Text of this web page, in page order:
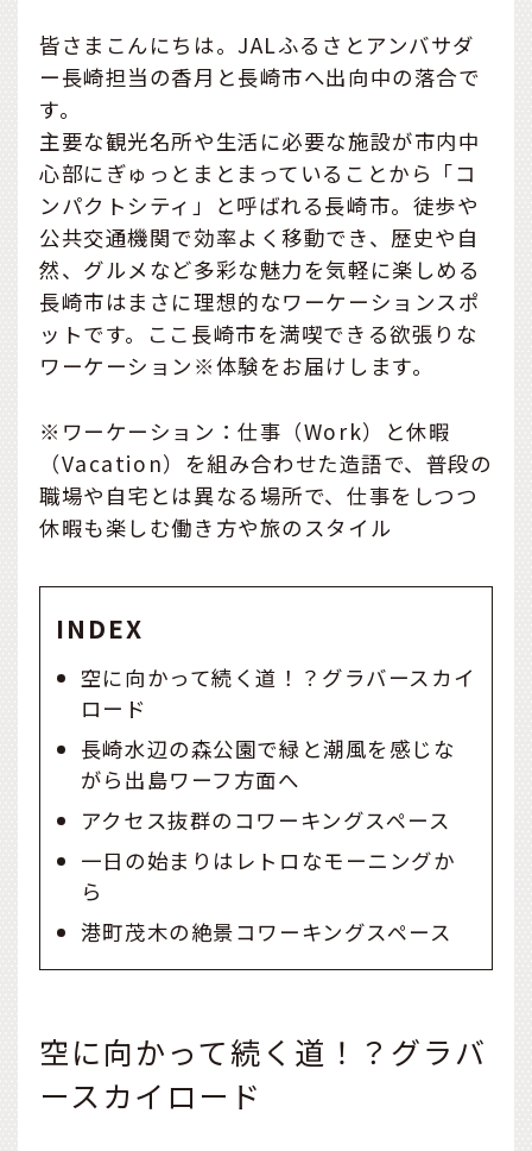
皆さまこんにちは。JALふるさとアンバサダ
ー長崎担当の香月と長崎市へ出向中の落合で
す。
主要な観光名所や生活に必要な施設が市内中
心部にぎゅっとまとまっていることから「コ
ンパクトシティ」と呼ばれる長崎市。徒歩や
公共交通機関で効率よく移動でき、歴史や自
然、グルメなど多彩な魅力を気軽に楽しめる
長崎市はまさに理想的なワーケーションスポ
ットです。ここ長崎市を満喫できる欲張りな
ワーケーション※体験をお届けします。
※ワーケーション：仕事（Work）と休暇
（Vacation）を組み合わせた造語で、普段の
職場や自宅とは異なる場所で、仕事をしつつ
休暇も楽しむ働き方や旅のスタイル
INDEX
空に向かって続く道！？グラバースカイ
ロード
長崎水辺の森公園で緑と潮風を感じな
がら出島ワーフ方面へ
アクセス抜群のコワーキングスペース
一日の始まりはレトロなモーニングか
ら
港町茂木の絶景コワーキングスペース
空に向かって続く道！？グラバ
ースカイロード